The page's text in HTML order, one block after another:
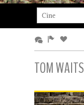
TOM WAITS